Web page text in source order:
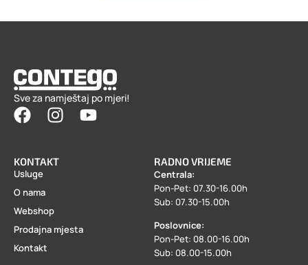
Sve za namještaj po mjeri!
KONTAKT
Usluge
O nama
Webshop
Prodajna mjesta
Kontakt
RADNO VRIJEME
Centrala:
Pon-Pet: 07.30-16.00h
Sub: 07.30-15.00h
Poslovnice:
Pon-Pet: 08.00-16.00h
Sub: 08.00-15.00h